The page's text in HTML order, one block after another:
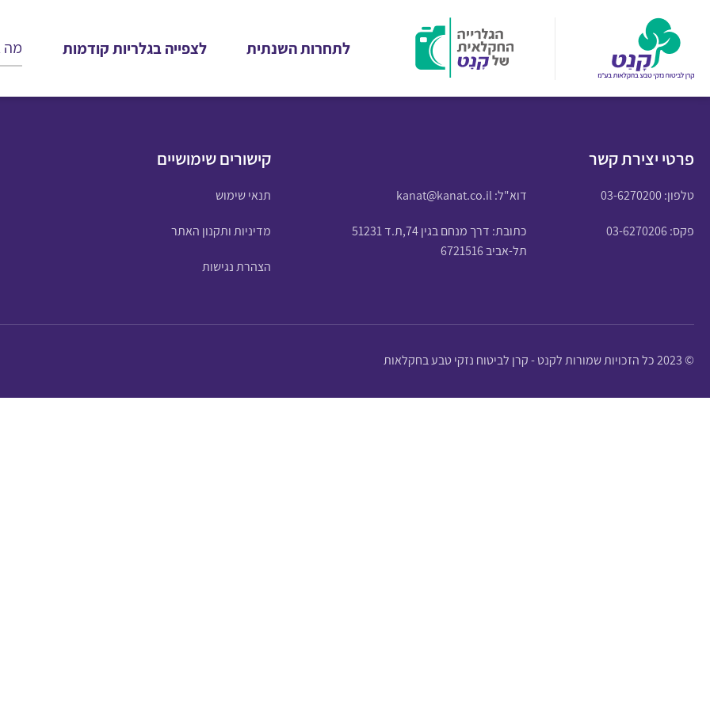
לתחרות השנתית לצפייה בגלריות קודמות
פרטי יצירת קשר
טלפון:03-6270200 דוא"ל:kanat@kanat.co.il
פקס: 03-6270206
כתובת: דרך מנחם בגין 74,ת.ד 51231
תל-אביב 6721516
קישורים שימושיים
תנאי שימוש
מדיניות ותקנון האתר
הצהרת נגישות
© 2023 כל הזכויות שמורות לקנט - קרן לביטוח נזקי טבע בחקלאות